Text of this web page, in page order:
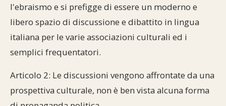
l'ebraismo e si prefigge di essere un moderno e
libero spazio di discussione e dibattito in lingua
italiana per le varie associazioni culturali ed i
semplici frequentatori.
Articolo 2: Le discussioni vengono affrontate da una
prospettiva culturale, non è ben vista alcuna forma